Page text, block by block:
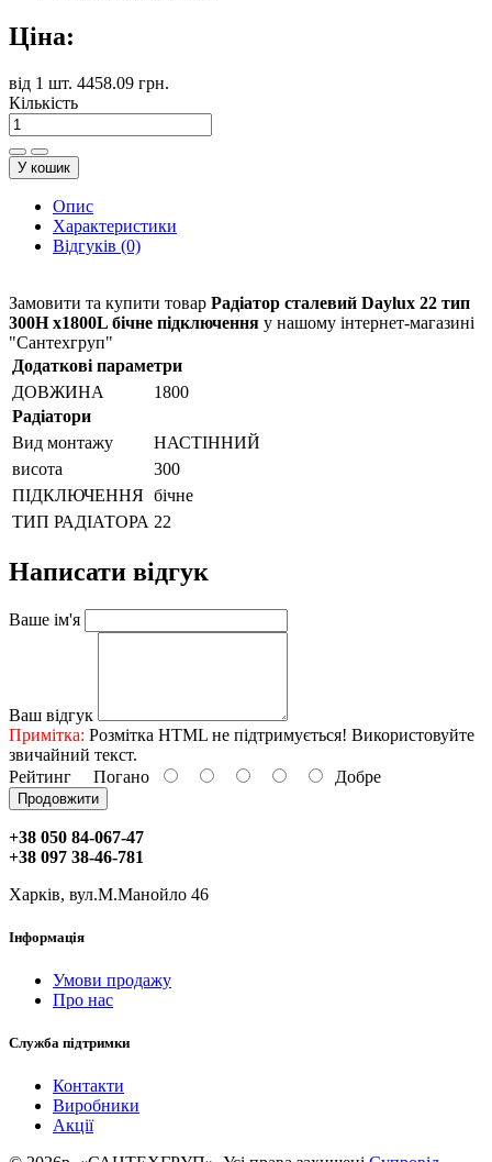
Ціна:
від 1 шт. 4458.09 грн.
Кількість
У кошик
Опис
Характеристики
Відгуків (0)
Замовити та купити товар Радіатор сталевий Daylux 22 тип
300H x1800L бічне підключення у нашому інтернет-магазині
"Сантехгруп"
Додаткові параметри
ДОВЖИНА
1800
Радіатори
Вид монтажу
НАСТІННИЙ
висота
300
ПІДКЛЮЧЕННЯ бічне
ТИП РАДІАТОРА 22
Написати відгук
Ваше ім'я
Ваш відгук
Примітка: Розмітка HTML не підтримується! Використовуйте
звичайний текст.
Рейтинг Погано Добре
Продовжити
+38 050 84-067-47
+38 097 38-46-781
Харків, вул.М.Манойло 46
Інформація
Умови продажу
Про нас
Служба підтримки
Контакти
Виробники
Акції